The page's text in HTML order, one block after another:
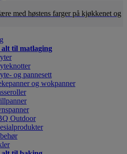
med høstens farger på kjøkkenet og
alt til matlaging
og pannesett
og wokpanner
Outdoor